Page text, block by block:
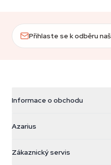
Přihlaste se k odběru
Informace o obchodu
Galvaniweg 11
Nederland
Azarius
Kouzelné houby
Zákaznický servis